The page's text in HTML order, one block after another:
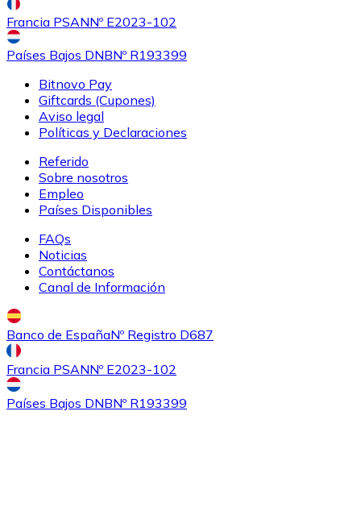
Francia PSANNº E2023-102
Países Bajos DNBNº R193399
Bitnovo Pay
Giftcards (Cupones)
Aviso legal
Políticas y Declaraciones
Referido
Sobre nosotros
Empleo
Países Disponibles
FAQs
Noticias
Contáctanos
Canal de Información
Banco de EspañaNº Registro D687
Francia PSANNº E2023-102
Países Bajos DNBNº R193399